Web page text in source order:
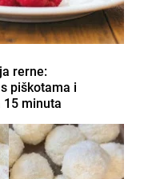
rerne:
piškotama i
minuta